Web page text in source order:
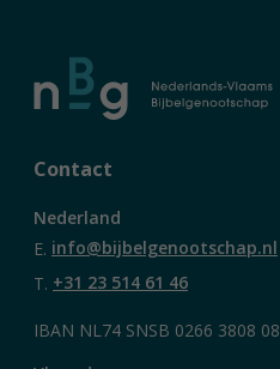
Contact
Nederland
E. info@bijbelgenootschap.nl
T. +31 23 514 61 46
IBAN NL74 SNSB 0266 3808 08